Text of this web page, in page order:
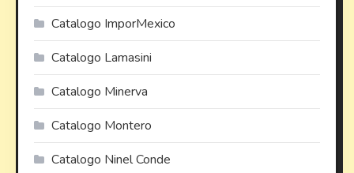
Catalogo ImporMexico
Catalogo Lamasini
Catalogo Minerva
Catalogo Montero
Catalogo Ninel Conde